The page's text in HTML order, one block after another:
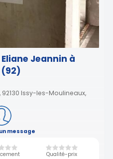
Jeannin à
92130 Issy-les-Moulineaux,
message
Qualité-prix